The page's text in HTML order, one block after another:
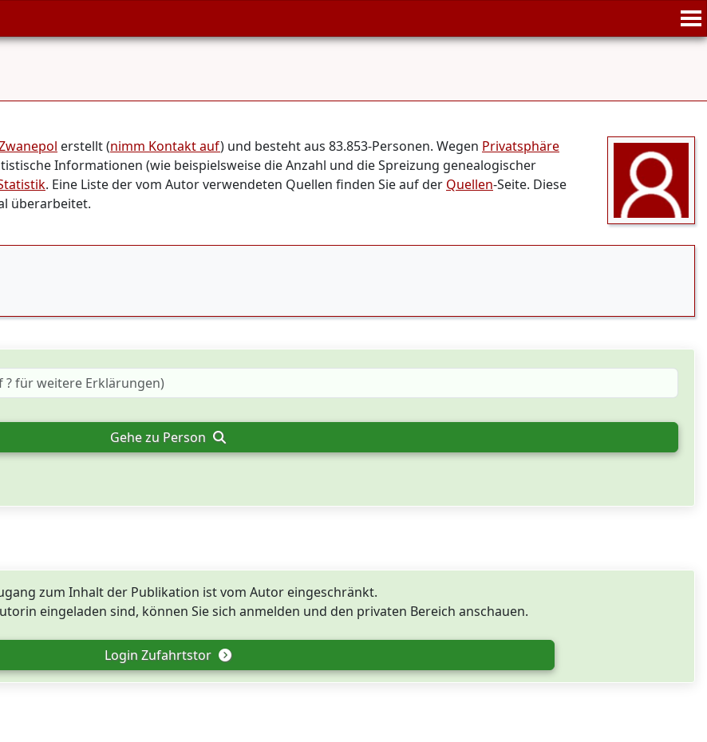
erstellt (nimm Kontakt auf) und besteht aus 83.853-Personen. Wegen Privatsphäre
Informationen (wie beispielsweise die Anzahl und die Spreizung genealogischer
. Eine Liste der vom Autor verwendeten Quellen finden Sie auf der Quellen-Seite. Diese
überarbeitet.
Gehe zu Person
zum Inhalt der Publikation ist vom Autor eingeschränkt.
eingeladen sind, können Sie sich anmelden und den privaten Bereich anschauen.
Login Zufahrtstor